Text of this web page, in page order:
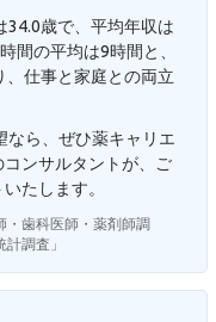
34.0歳で、平均年収は
間の平均は9時間と、
仕事と家庭との両立
なら、ぜひ薬キャリエ
ンサルタントが、ご
たします。
・歯科医師・薬剤師調
調査」